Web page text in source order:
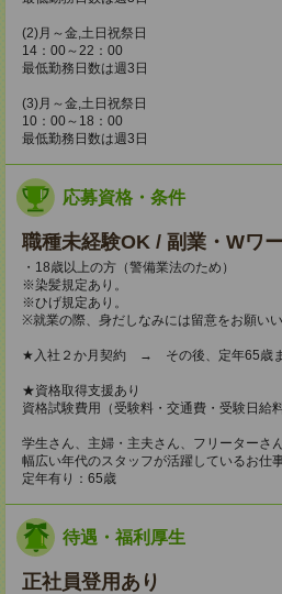
(2)月～金,土日祝祭日
14：00～22：00
最低勤務日数は週3日
(3)月～金,土日祝祭日
10：00～18：00
最低勤務日数は週3日
応募資格・条件
職種未経験OK / 副業・Wワ
・18歳以上の方（警備業法のため）
※染髪規定あり。
※ひげ規定あり。
※就業の際、身だしなみには留意をお願いい
★入社２か月契約 → その後、定年65歳ま
★資格取得支援あり
資格試験費用（受験料・交通費・受験日給
学生さん、主婦・主夫さん、フリーターさ
幅広い年代のスタッフが活躍しているお仕
定年有り：65歳
待遇・福利厚生
正社員登用あり